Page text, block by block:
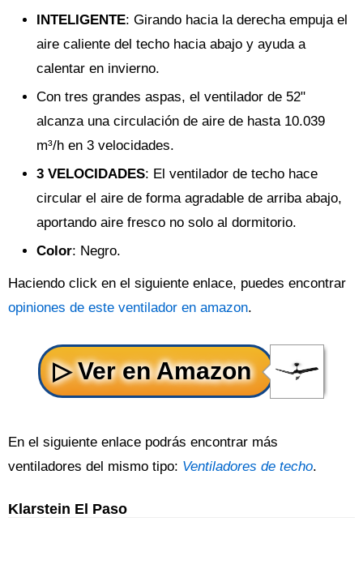
INTELIGENTE: Girando hacia la derecha empuja el
aire caliente del techo hacia abajo y ayuda a
calentar en invierno.
Con tres grandes aspas, el ventilador de 52"
alcanza una circulación de aire de hasta 10.039
m³/h en 3 velocidades.
3 VELOCIDADES: El ventilador de techo hace
circular el aire de forma agradable de arriba abajo,
aportando aire fresco no solo al dormitorio.
Color: Negro.
Haciendo click en el siguiente enlace, puedes encontrar
opiniones de este ventilador en amazon.
En el siguiente enlace podrás encontrar más
ventiladores del mismo tipo: Ventiladores de techo.
Klarstein El Paso